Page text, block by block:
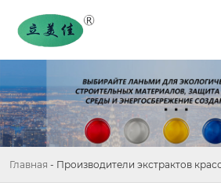
Главная - Производители экстрактов